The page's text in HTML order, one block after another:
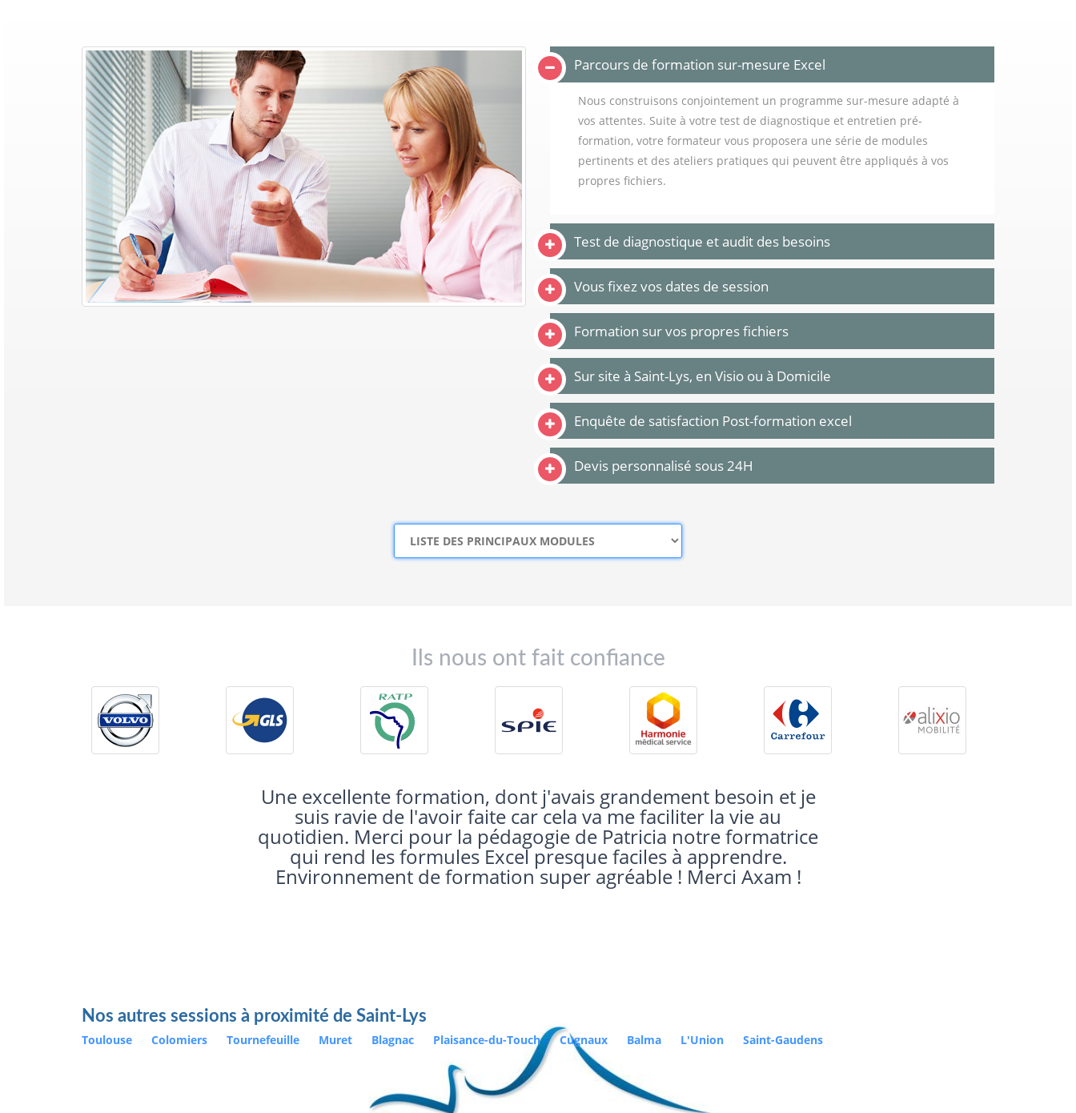
Parcours de formation sur-mesure Excel
Nous construisons conjointement un programme sur-mesure adapté à
vos attentes. Suite à votre test de diagnostique et entretien pré-
formation, votre formateur vous proposera une série de modules
pertinents et des ateliers pratiques qui peuvent être appliqués à vos
propres fichiers.
Test de diagnostique et audit des besoins
Vous fixez vos dates de session
Formation sur vos propres fichiers
Sur site à Saint-Lys, en Visio ou à Domicile
Enquête de satisfaction Post-formation excel
Devis personnalisé sous 24H
Ils nous ont fait confiance
L'idéal est de réaliser cette formation sur une journée complête
Nos autres sessions à proximité de Saint-Lys
Toulouse Colomiers Tournefeuille Muret Blagnac Plaisance-du-Touch Cugnaux Balma L'Union Saint-Gaudens